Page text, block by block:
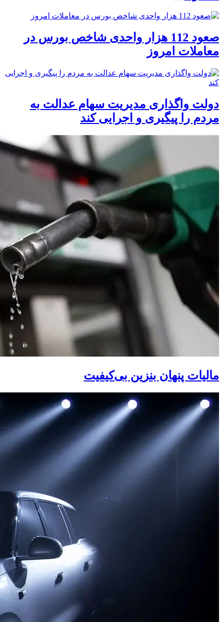
صعود 112 هزار واحدی شاخص بورس در
معاملات امروز
دولت واگذاری مدیریت سهام عدالت به
مردم را پیگیری و اجرایی کند
مالیات پنهان بنزین بی‌کیفیت